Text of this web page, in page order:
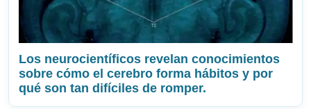
Los neurocientíficos revelan conocimientos
sobre cómo el cerebro forma hábitos y por
qué son tan difíciles de romper.